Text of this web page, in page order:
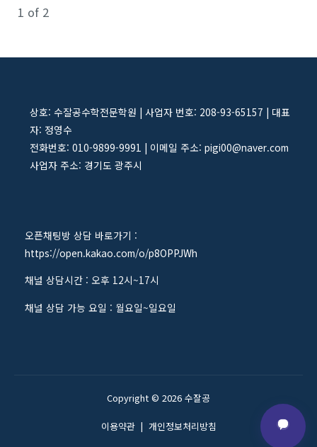
1 of 2
상호: 수잘공수학전문학원 | 사업자 번호: 208-93-65157 | 대표
자: 정영수
전화번호: 010-9899-9991 | 이메일 주소: pigi00@naver.com
사업자 주소: 경기도 광주시
오픈채팅방 상담 바로가기 :
https://open.kakao.com/o/p8OPPJWh
채널 상담시간 : 오후 12시~17시
채널 상담 가능 요일 : 월요일~일요일
Copyright © 2026 수잘공
이용약관| 개인정보처리방침